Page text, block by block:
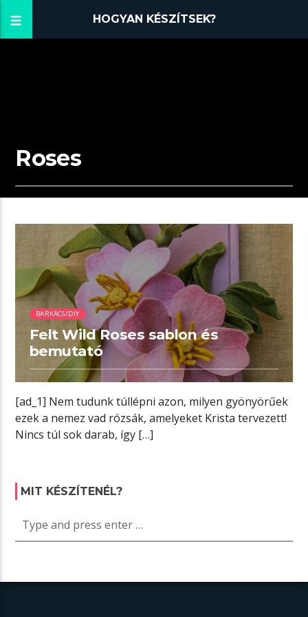
HOGYAN KÉSZÍTSEK?
Roses
02:40 READ TIME
BARKÁCS/DIY
Felt Wild Roses sablon és
bemutató
[ad_1] Nem tudunk túllépni azon, milyen gyönyörűek
ezek a nemez vad rózsák, amelyeket Krista tervezett!
Nincs túl sok darab, így […]
MIT KÉSZÍTENÉL?